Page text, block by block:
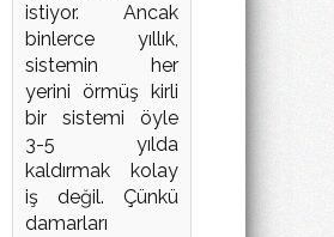
istiyor. Ancak
binlerce yıllık,
sistemin her
yerini örmüş kirli
bir sistemi öyle
3-5 yılda
kaldırmak kolay
iş değil. Çünkü
damarları